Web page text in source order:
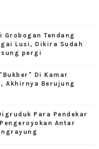
Grobogan Tendang
Lusi, Dikira Sudah
pergi
Di Kamar
Akhirnya Berujung
Para Pendekar
Antar